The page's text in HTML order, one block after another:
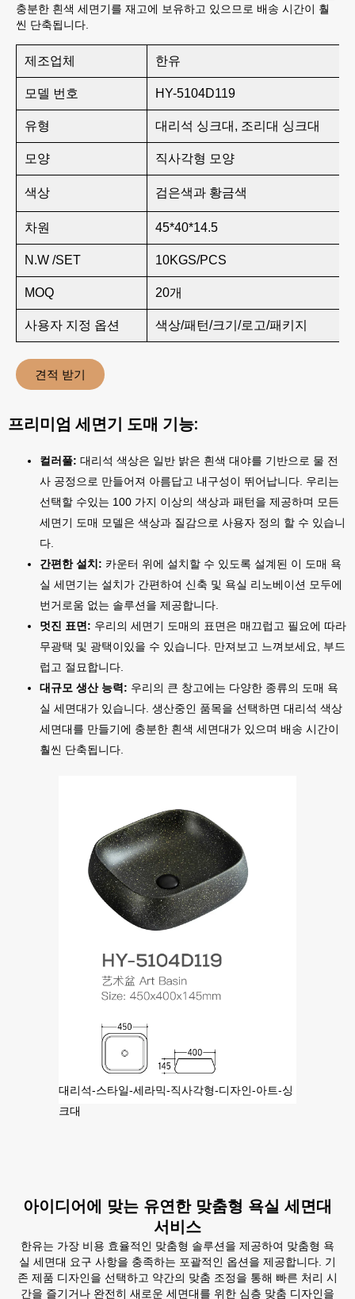
충분한 흰색 세면기를 재고에 보유하고 있으므로 배송 시간이 훨
씬 단축됩니다.
제조업체 한유
모델 번호 HY-5104D119
유형 대리석 싱크대, 조리대 싱크대
모양 직사각형 모양
색상 검은색과 황금색
차원 45*40*14.5
N.W /SET 10KGS/PCS
MOQ 20개
사용자 지정 옵션 색상/패턴/크기/로고/패키지
견적 받기
프리미엄 세면기 도매 기능:
컬러풀: 대리석 색상은 일반 밝은 흰색 대야를 기반으로 물 전
사 공정으로 만들어져 아름답고 내구성이 뛰어납니다. 우리는
선택할 수있는 100 가지 이상의 색상과 패턴을 제공하며 모든
세면기 도매 모델은 색상과 질감으로 사용자 정의 할 수 있습니
다.
간편한 설치: 카운터 위에 설치할 수 있도록 설계된 이 도매 욕
실 세면기는 설치가 간편하여 신축 및 욕실 리노베이션 모두에
번거로움 없는 솔루션을 제공합니다.
멋진 표면: 우리의 세면기 도매의 표면은 매끄럽고 필요에 따라
무광택 및 광택이있을 수 있습니다. 만져보고 느껴보세요, 부드
럽고 절묘합니다.
대규모 생산 능력: 우리의 큰 창고에는 다양한 종류의 도매 욕
실 세면대가 있습니다. 생산중인 품목을 선택하면 대리석 색상
세면대를 만들기에 충분한 흰색 세면대가 있으며 배송 시간이
훨씬 단축됩니다.
대리석-스타일-세라믹-직사각형-디자인-아트-싱
크대
아이디어에 맞는 유연한 맞춤형 욕실 세면대
서비스
한유는 가장 비용 효율적인 맞춤형 솔루션을 제공하여 맞춤형 욕
실 세면대 요구 사항을 충족하는 포괄적인 옵션을 제공합니다. 기
존 제품 디자인을 선택하고 약간의 맞춤 조정을 통해 빠른 처리 시
간을 즐기거나 완전히 새로운 세면대를 위한 심층 맞춤 디자인을